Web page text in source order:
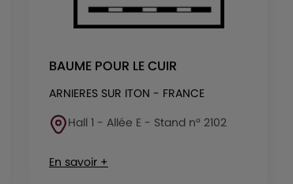
BAUME POUR LE CUIR
ARNIERES SUR ITON - FRANCE
Hall 1 - Allée E - Stand n° 2102
En savoir +